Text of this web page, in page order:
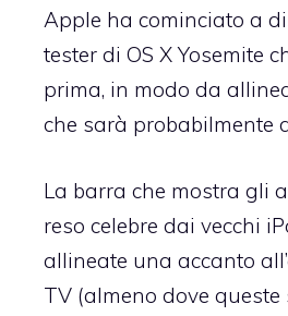
Apple ha cominciato a
tester di OS X Yosemite
prima, in modo da
che sarà probabilmente
La barra che mostra gli
reso celebre dai vecchi
allineate una accanto
TV (almeno dove